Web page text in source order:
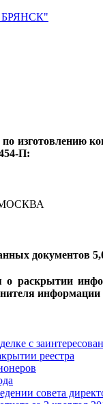
изготовлению
П:
документов
о раскрытии
с
реестра
совета